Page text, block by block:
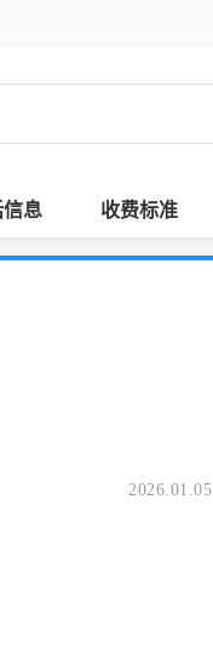
息 收费标准
2026.01.05